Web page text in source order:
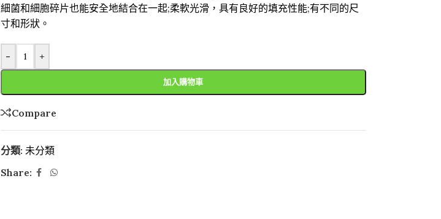
細菌和細胞碎片也能安全地結合在一起;柔軟光滑，具有良好的填充性能;有不同的尺
寸和形狀。
- +
加入購物車
Compare
分類: 未分類
Share: